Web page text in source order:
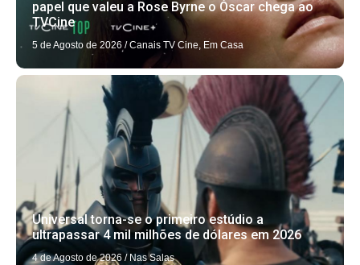
papel que valeu a Rose Byrne o Óscar chega ao
TVCine
5 de Agosto de 2026 / Canais TV Cine, Em Casa
Universal torna-se o primeiro estúdio a
ultrapassar 4 mil milhões de dólares em 2026
4 de Agosto de 2026 / Nas Salas